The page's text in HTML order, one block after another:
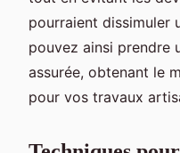
pourraient dissimuler
pouvez ainsi prendre
assurée, obtenant le
pour vos travaux